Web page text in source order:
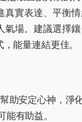
真實表達、平衡
氣場。建議選擇
能量連結更佳。
幫助安定心神，淨
能有助益。